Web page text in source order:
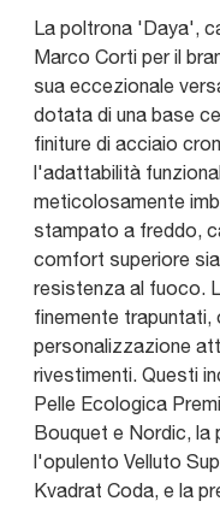
La poltrona 'Daya',
Marco Corti per il
sua eccezionale
dotata di una base
finiture di acciaio
l'adattabilità
meticolosamente
stampato a freddo,
comfort superiore
resistenza al fuoco.
finemente
personalizzazione
rivestimenti. Questi
Pelle Ecologica
Bouquet e Nordic, la
l'opulento Velluto
Kvadrat Coda, e la